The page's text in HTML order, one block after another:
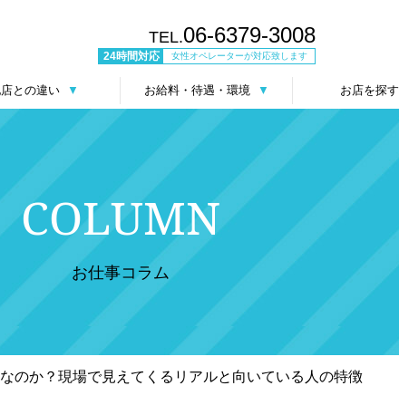
TEL.06-6379-3008
24時間対応 女性オペレーターが対応致します
との違い ▼ お給料・待遇・環境 ▼ お店を探す
COLUMN
お仕事コラム
のか？現場で見えてくるリアルと向いている人の特徴